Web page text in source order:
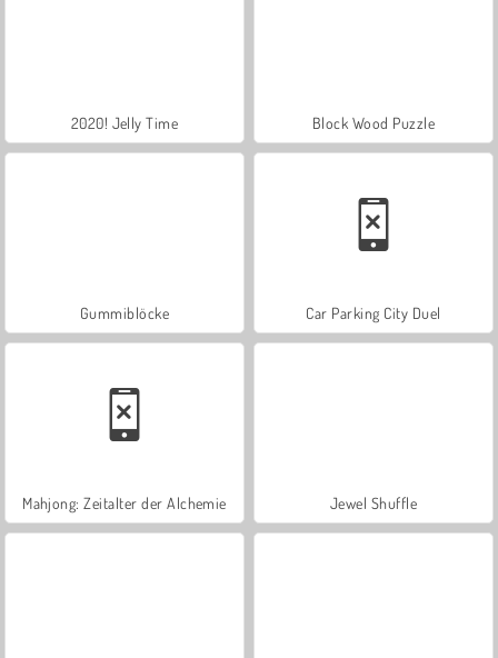
2020! Jelly Time Block Wood Puzzle
Gummiblöcke Car Parking City Duel
Mahjong: Zeitalter der Alchemie Jewel Shuffle